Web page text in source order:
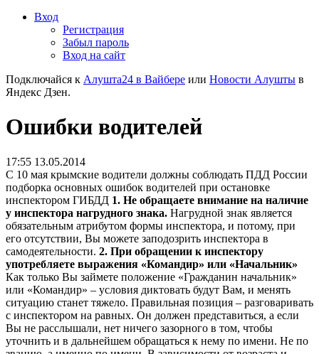
Вход
Регистрация
Забыл пароль
Вход на сайт
Подключайся к Алушта24 в Вайбере или Новости Алушты в
Яндекс Дзен.
Ошибки водителей
17:55 13.05.2014
С 10 мая крымские водители должны соблюдать ПДД России
подборка основных ошибок водителей при остановке
инспектором ГИБДД 1. Не обращаете внимание на наличие
у инспектора нагрудного знака. Нагрудной знак является
обязательным атрибутом формы инспектора, и потому, при
его отсутствии, Вы можете заподозрить инспектора в
самодеятельности. 2. При обращении к инспектору
употребляете выражения «Командир» или «Начальник»
Как только Вы займете положение «Гражданин начальник»
или «Командир» – условия диктовать будут Вам, и менять
ситуацию станет тяжело. Правильная позиция – разговаривать
с инспектором на равных. Он должен представиться, а если
Вы не расслышали, нет ничего зазорного в том, чтобы
уточнить и в дальнейшем обращаться к нему по имени. Не по